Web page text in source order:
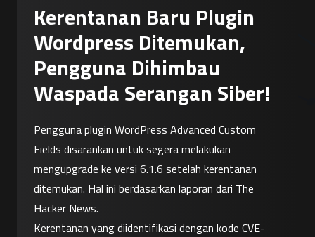
Kerentanan Baru Plugin
Wordpress Ditemukan,
Pengguna Dihimbau
Waspada Serangan Siber!
Pengguna plugin WordPress Advanced Custom
Fields disarankan untuk segera melakukan
mengupgrade ke versi 6.1.6 setelah kerentanan
ditemukan. Hal ini berdasarkan laporan dari The
Hacker News.
Kerentanan yang diidentifikasi dengan kode CVE-